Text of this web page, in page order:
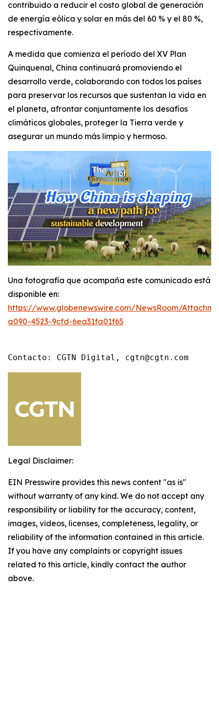
contribuido a reducir el costo global de generación
de energía eólica y solar en más del 60 % y el 80 %,
respectivamente.
A medida que comienza el período del XV Plan
Quinquenal, China continuará promoviendo el
desarrollo verde, colaborando con todos los países
para preservar los recursos que sustentan la vida en
el planeta, afrontar conjuntamente los desafíos
climáticos globales, proteger la Tierra verde y
asegurar un mundo más limpio y hermoso.
Una fotografía que acompaña este comunicado está
disponible en:
https://www.globenewswire.com/NewsRoom/
a090-4523-9cfd-6ea31fa01f65
Contacto: CGTN Digital, cgtn@cgtn.com
Legal Disclaimer:
EIN Presswire provides this news content "as is"
without warranty of any kind. We do not accept any
responsibility or liability for the accuracy, content,
images, videos, licenses, completeness, legality, or
reliability of the information contained in this article.
If you have any complaints or copyright issues
related to this article, kindly contact the author
above.